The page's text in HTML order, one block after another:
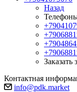
Назад
Заказать
Контактная
info@pdk.market